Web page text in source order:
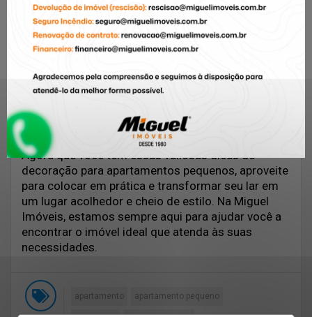
Harmonia e Equilíbrio
Por fim, busque criar um ambiente harmonioso e
equilibrado. Evite o excesso de objetos
decorativos e cores contrastantes. Mantenha uma
paleta de cores coerente em todo o apartamento,
que menos é mais, e que um espaço desimpedido
transmite sensação de amplitude e tranquilidade.
Agora que você tem essas valiosas dicas de
decoração para apartamentos pequenos, aproveite
para colocar em prática e transformar seu lar em
um lugar acolhedor e cheio de estilo. Na Miguel
Imóveis, estamos sempre aqui para ajudar você a
encontrar o imóvel ideal que atenda às suas
necessidades.
apartamento apartamento pequeno